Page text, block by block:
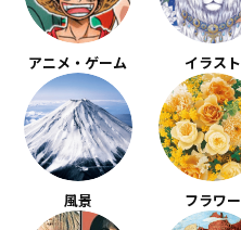
アニメ・ゲーム イラスト
風景 フラワー